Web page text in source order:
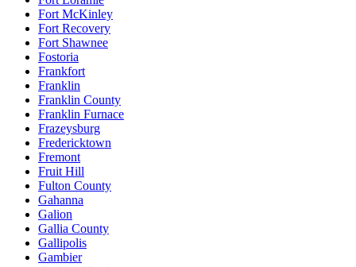
Fort McKinley
Fort Recovery
Fort Shawnee
Fostoria
Frankfort
Franklin
Franklin County
Franklin Furnace
Frazeysburg
Fredericktown
Fremont
Fruit Hill
Fulton County
Gahanna
Galion
Gallia County
Gallipolis
Gambier